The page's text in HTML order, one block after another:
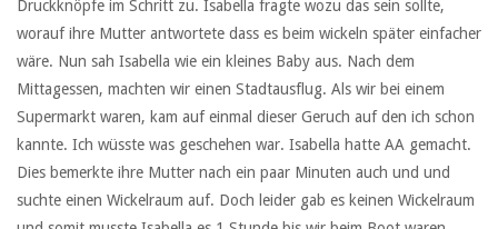
Druckknöpfe im Schritt zu. Isabella fragte wozu das sein sollte,
worauf ihre Mutter antwortete dass es beim wickeln später einfacher
wäre. Nun sah Isabella wie ein kleines Baby aus. Nach dem
Mittagessen, machten wir einen Stadtausflug. Als wir bei einem
Supermarkt waren, kam auf einmal dieser Geruch auf den ich schon
kannte. Ich wüsste was geschehen war. Isabella hatte AA gemacht.
Dies bemerkte ihre Mutter nach ein paar Minuten auch und und
suchte einen Wickelraum auf. Doch leider gab es keinen Wickelraum